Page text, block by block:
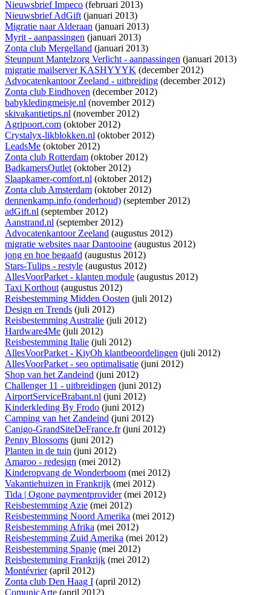
Nieuwsbrief Impeco (februari 2013)
Nieuwsbrief AdGift(januari 2013)
Migratie naar Alderaan (januari 2013)
Myrit - aanpassingen (januari 2013)
Zonta club Mergelland (januari 2013)
Steunpunt Mantelzorg Verlicht - aanpassingen (januari 2013)
migratie mailserver KASHYYYK (december 2012)
Advocatenkantoor Zeeland - uitbreiding (december 2012)
Zonta club Eindhoven (december 2012)
babykledingmeisje.nl (november 2012)
skivakantietips.nl (november 2012)
Agripoort.com (oktober 2012)
Crystalyx-likblokken.nl (oktober 2012)
LeadsMe (oktober 2012)
Zonta club Rotterdam (oktober 2012)
BadkamersOutlet(oktober 2012)
Slaapkamer-comfort.nl (oktober 2012)
Zonta club Amsterdam (oktober 2012)
dennenkamp.info (onderhoud) (september 2012)
adGift.nl (september 2012)
Aanstrand.nl (september 2012)
Advocatenkantoor Zeeland (augustus 2012)
migratie websites naar Dantooine (augustus 2012)
jong en hoe begaafd (augustus 2012)
Stars-Tulips - restyle (augustus 2012)
AllesVoorParket - klanten module (augustus 2012)
Taxi Korthout(augustus 2012)
Reisbestemming Midden Oosten (juli 2012)
Design en Trends (juli 2012)
Reisbestemming Australie (juli 2012)
Hardware4Me (juli 2012)
Reisbestemming Italie (juli 2012)
AllesVoorParket - KiyOh klantbeoordelingen (juli 2012)
AllesVoorParket - seo optimalisatie (juni 2012)
Shop van het Zandeind (juni 2012)
Challenger 11 - uitbreidingen (juni 2012)
AirportServiceBrabant.nl (juni 2012)
Kinderkleding By Frodo (juni 2012)
Camping van het Zandeind (juni 2012)
Canigo-GrandSiteDeFrance.fr(juni 2012)
Penny Blossoms (juni 2012)
Planten in de tuin (juni 2012)
Amaroo - redesign (mei 2012)
Kinderopvang de Wonderboom (mei 2012)
Vakantiehuizen in Frankrijk (mei 2012)
Tida | Ogone paymentprovider(mei 2012)
Reisbestemming Azie (mei 2012)
Reisbestemming Noord Amerika (mei 2012)
Reisbestemming Afrika (mei 2012)
Reisbestemming Zuid Amerika (mei 2012)
Reisbestemming Spanje (mei 2012)
Reisbestemming Frankrijk (mei 2012)
Montévrier(april 2012)
Zonta club Den Haag I (april 2012)
ComunicArte (april 2012)